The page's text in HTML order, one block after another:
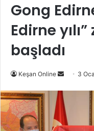
Gong
Edirne
başladı
Keşan Online
Bir
posta
göndermek
3